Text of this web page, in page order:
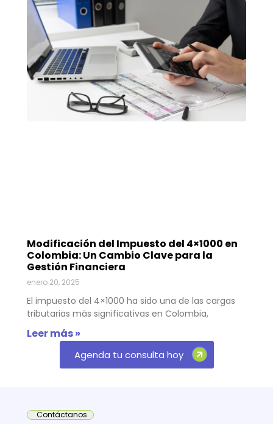
Modificación del Impuesto del 4×1000 en
Colombia: Un Cambio Clave para la
Gestión Financiera
enero 20, 2025
El impuesto del 4×1000 ha sido una de las cargas
tributarias más significativas en Colombia,
Leer más »
Agenda tu consulta hoy
Contáctanos